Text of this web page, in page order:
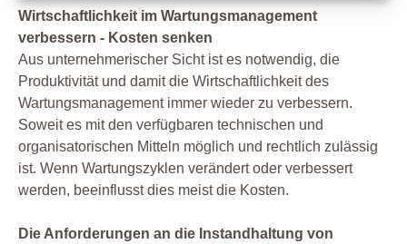
Wirtschaftlichkeit im Wartungsmanagement
verbessern - Kosten senken
Aus unternehmerischer Sicht ist es notwendig, die
Produktivität und damit die Wirtschaftlichkeit des
Wartungsmanagement immer wieder zu verbessern.
Soweit es mit den verfügbaren technischen und
organisatorischen Mitteln möglich und rechtlich zulässig
ist. Wenn Wartungszyklen verändert oder verbessert
werden, beeinflusst dies meist die Kosten.
Die Anforderungen an die Instandhaltung von